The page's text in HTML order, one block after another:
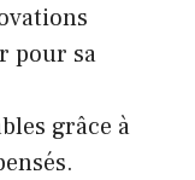
pour sa
grâce à